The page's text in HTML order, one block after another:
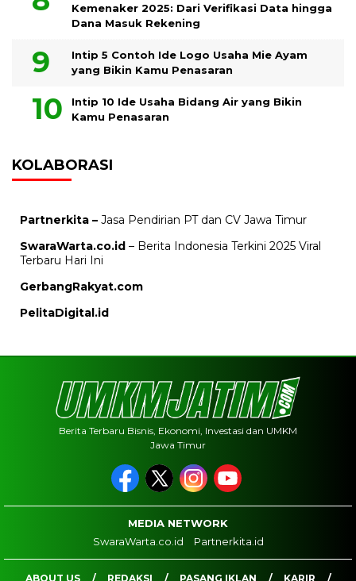
Kemenaker 2025: Dari Verifikasi Data hingga
Dana Masuk Rekening
Intip 5 Contoh Ide Logo Usaha Mie Ayam
yang Bikin Kamu Penasaran
Intip 10 Ide Usaha Bidang Air yang Bikin
Kamu Penasaran
KOLABORASI
Partnerkita – Jasa Pendirian PT dan CV Jawa Timur
SwaraWarta.co.id – Berita Indonesia Terkini 2025 Viral
Terbaru Hari Ini
GerbangRakyat.com
PelitaDigital.id
Berita Terbaru Bisnis, Ekonomi, Investasi dan UMKM
Jawa Timur
MEDIA NETWORK
SwaraWarta.co.id
Partnerkita.id
ABOUT US REDAKSI PASANG IKLAN KARIR